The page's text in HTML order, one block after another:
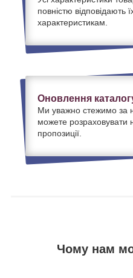
повністю відповідають
характеристикам.
Оновлення
Ми уважно стежимо за
можете розраховувати
пропозиції.
Чому нам